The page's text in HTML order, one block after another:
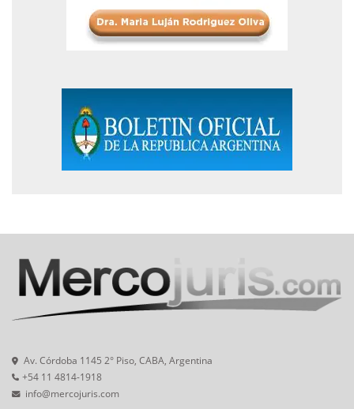
Av. Córdoba 1145 2° Piso, CABA, Argentina
+54 11 4814-1918
info@mercojuris.com